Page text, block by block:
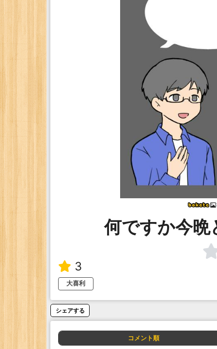
何ですか今
3
大喜利
シェアする
コメント順